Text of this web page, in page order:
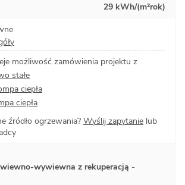
29 kWh/(m²rok)
możliwość zamówienia projektu z
stałe
ciepła
ciepła
źródło ogrzewania? Wyślij zapytanie lub
wywiewna z rekuperacją -